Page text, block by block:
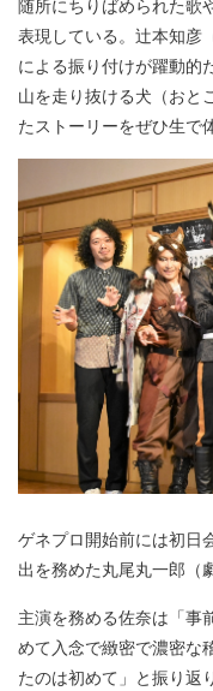
随所にちりばめられた歌
表現している。辻本知彦
による振り付けが躍動的
山を走り抜ける犬（おと
たストーリーをぜひ生で
ゲネプロ開始前には初日
出を務めた丸尾丸一郎（
主演を務める佐奈は「事
めて入念で緻密で濃密な
たのは初めて」と振り返